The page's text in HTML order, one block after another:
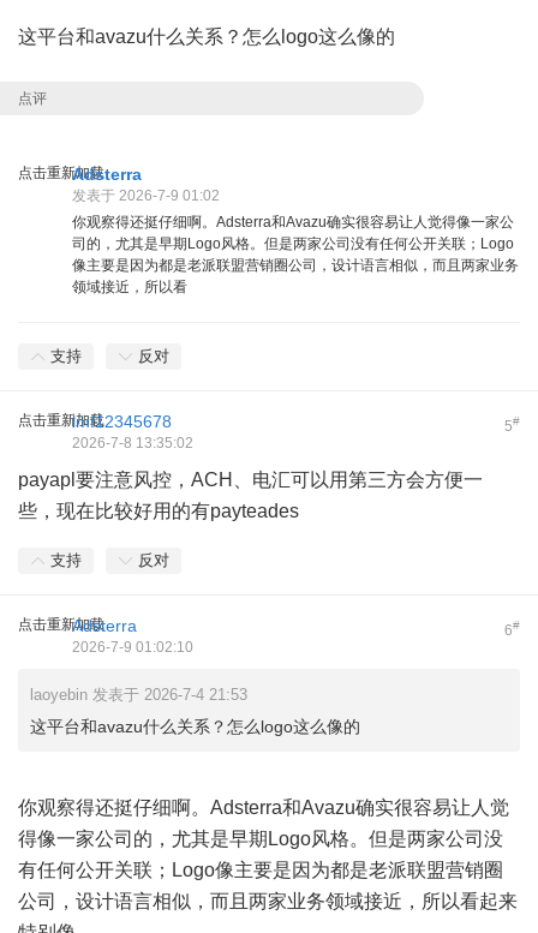
这平台和avazu什么关系？怎么logo这么像的
点评
点击重新加载Adsterra
发表于 2026-7-9 01:02
你观察得还挺仔细啊。Adsterra和Avazu确实很容易让人觉得像一家公
司的，尤其是早期Logo风格。但是两家公司没有任何公开关联；Logo
像主要是因为都是老派联盟营销圈公司，设计语言相似，而且两家业务
领域接近，所以看
支持 反对
点击重新加载 5#
lmf12345678
2026-7-8 13:35:02
payapl要注意风控，ACH、电汇可以用第三方会方便一
些，现在比较好用的有payteades
支持 反对
点击重新加载 6#
Adsterra
2026-7-9 01:02:10
laoyebin 发表于 2026-7-4 21:53
这平台和avazu什么关系？怎么logo这么像的
你观察得还挺仔细啊。Adsterra和Avazu确实很容易让人觉
得像一家公司的，尤其是早期Logo风格。但是两家公司没
有任何公开关联；Logo像主要是因为都是老派联盟营销圈
公司，设计语言相似，而且两家业务领域接近，所以看起来